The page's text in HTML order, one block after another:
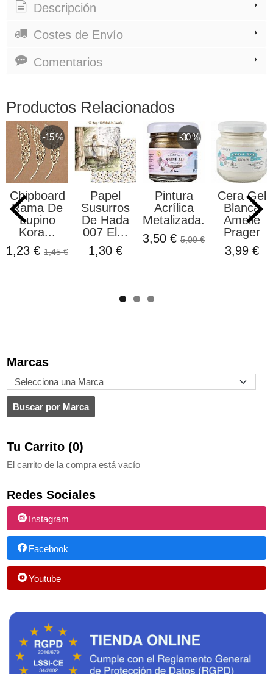
Marcas
Tu Carrito (0)
El carrito de la compra está vacío
Redes Sociales
Instagram
Facebook
Youtube
Descripción
Costes de Envío
Comentarios
Productos Relacionados
-15 %
Chipboard
Rama De
Lupino
Kora...
1,23 € 1,45 €
Papel
Susurros
De Hada
007 El...
1,30 €
-30 %
Pintura
Acrílica
Metalizada...
3,50 € 5,00 €
Cera Gel
Blanca
Amelie
Prager
3,99 €